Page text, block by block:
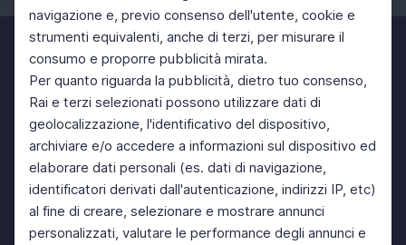
navigazione e, previo consenso dell'utente, cookie e
strumenti equivalenti, anche di terzi, per misurare il
consumo e proporre pubblicità mirata.
Per quanto riguarda la pubblicità, dietro tuo consenso,
Rai e terzi selezionati possono utilizzare dati di
geolocalizzazione, l'identificativo del dispositivo,
archiviare e/o accedere a informazioni sul dispositivo ed
elaborare dati personali (es. dati di navigazione,
identificatori derivati dall'autenticazione, indirizzi IP, etc)
al fine di creare, selezionare e mostrare annunci
personalizzati, valutare le performance degli annunci e